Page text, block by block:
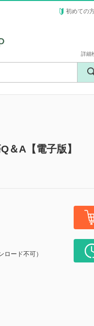
初めての
詳細
＆A【電子版】
ロード不可）